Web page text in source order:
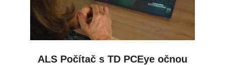
ALS Počítač s TD PCEye očnou